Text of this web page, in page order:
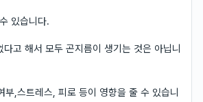
있습니다.
고 해서 모두 곤지름이 생기는 것은 아닙니
부,스트레스, 피로 등이 영향을 줄 수 있습니